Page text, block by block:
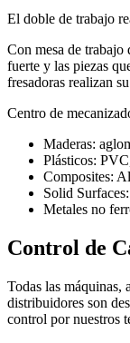
El doble de trabajo
Con mesa de trabajo
fuerte y las piezas
fresadoras realizan
Centro de
Maderas:
Plásticos:
Composites:
Solid
Metales no
Control de
Todas las máquinas,
distribuidores son
control por nuestros